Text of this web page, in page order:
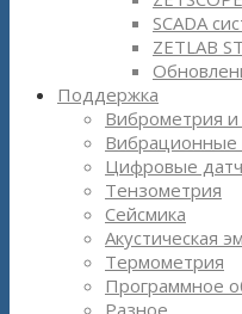
SCADA
ZETLAB
Поддержка
Виброметрия и
Вибрационные
Цифровые
Тензометрия
Сейсмика
Акустическая
Термометрия
Программное
Разное